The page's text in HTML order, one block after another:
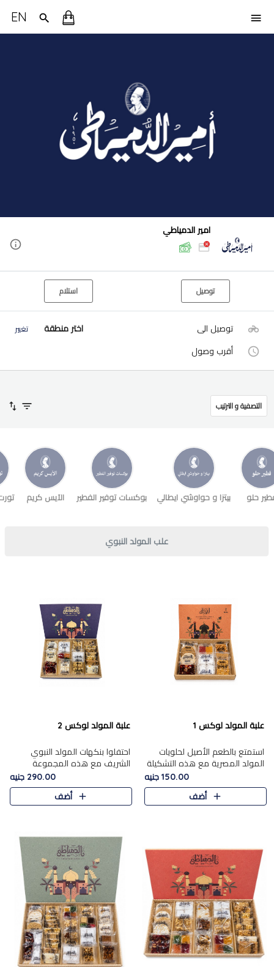
EN
امير الدمياطي
توصيل استلام
توصيل الى اختر منطقة تغيير
أقرب وصول
التصفية و الترتيب
حلو بيتزا و حواوشي ايطالي بوكسات توفير الفطير الآيس كريم
علب المولد النبوي
علبة المولد لوكس 1
استمتع بالطعم الأصيل لحلويات
المولد المصرية مع هذه التشكيلة
المختارة بعناية من 9 قطع. تتضمن
التشكيلة جوزرية مع فول،ملبان
150.00 جنيه
أضف
علبة المولد لوكس 2
احتفلوا بنكهات المولد النبوي
الشريف مع هذه المجموعة
الفاخرة المكونة من 19 قطعة،
والتي تم اختيارها بعناية فائقة لتُبرز
تشكيلة واسعة من الحلويات
290.00 جنيه
أضف